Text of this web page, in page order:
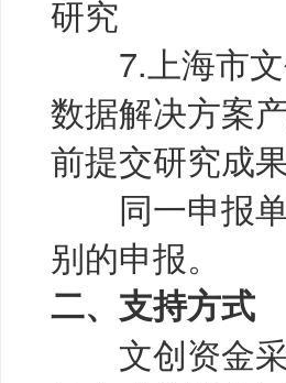
研究
7.上海市文
数据解决方案
前提交研究成果
同一申报单
别的申报。
二、支持方式
文创资金采